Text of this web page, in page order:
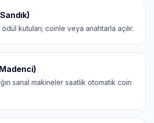
kutuları; coinle veya anahtarla açılır.
sanal makineler saatlik otomatik coin